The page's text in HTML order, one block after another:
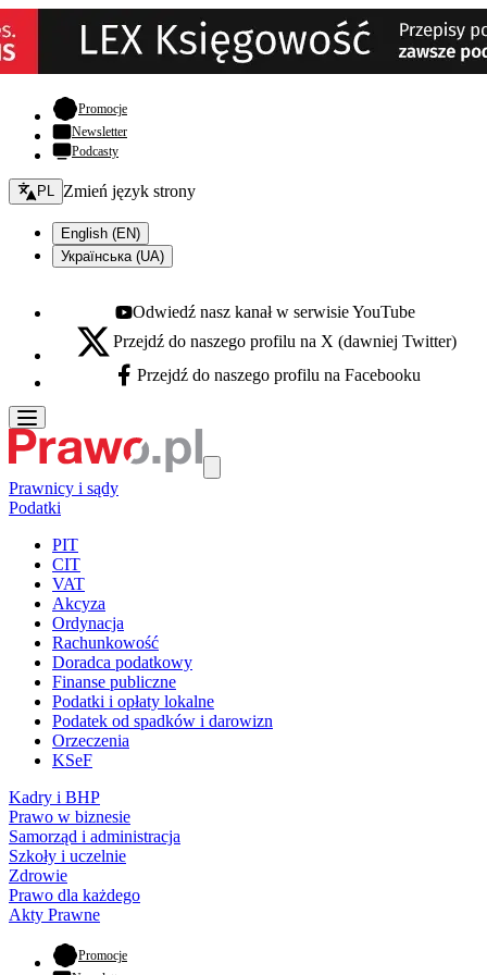
Promocje- otwiera się w nowej karcie
Newsletter
Podcasty
Zmień język - bieżący:
PL Zmień język strony
English (EN)
Українська (UA)
Youtube - otwiera się w nowej karcie
Odwiedź nasz kanał w serwisie YouTube
X - otwiera się w nowej karcie
Przejdź do naszego profilu na X (dawniej Twitter)
Facebook - otwiera się w nowej karcie
Przejdź do naszego profilu na Facebooku
Prawnicy i sądy
Podatki
PIT
CIT
VAT
Akcyza
Ordynacja
Rachunkowość
Doradca podatkowy
Finanse publiczne
Podatki i opłaty lokalne
Podatek od spadków i darowizn
Orzeczenia
KSeF
Kadry i BHP
Prawo w biznesie
Samorząd i administracja
Szkoły i uczelnie
Zdrowie
Prawo dla każdego
Akty Prawne
Promocje- otwiera się w nowej karcie